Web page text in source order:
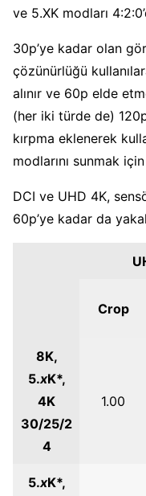
ve 5.XK modları
30p’ye kadar olan
çözünürlüğü
alınır ve 60p elde
(her iki türde de)
kırpma eklenerek
modlarını sunmak
DCI ve UHD 4K,
60p’ye kadar da
Crop
8K,
5.xK*,
4K
30/25/2
4
1.00
5.xK*,